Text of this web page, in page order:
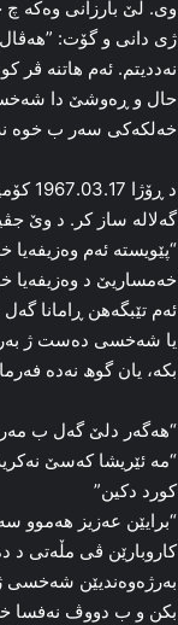
وی. لێ بارزانی وه‌که‌
ژی دانی و گۆت: ”هه‌ڤال
نه‌ددیتم. ئه‌م هاتنه‌ ڤر
حال و ڕه‌وشێ دا
خه‌لکه‌کی سه‌ر ب خوه‌ نه‌
د
گه‌لاله‌ ساز کر. د وێ
“پێویسته‌ ئه‌م
خه‌مساریێ د وه‌زیفه‌یا
ئه‌م تێبگەهن ڕامانا
یا شه‌خسی ده‌ست ژ
بکه‌، یان گوھ نه‌ده‌
“هه‌گه‌ر دلێ گه‌ل ب مه‌را
“مه‌ ئێریشا که‌سێ
کورد دکین”
“برایێن عه‌زیز هه‌موو
کاروبارێن ڤی مڵه‌تی د
به‌رژه‌وه‌ندیێن شه‌خسی
بکن و ب دووڤ نه‌فسا